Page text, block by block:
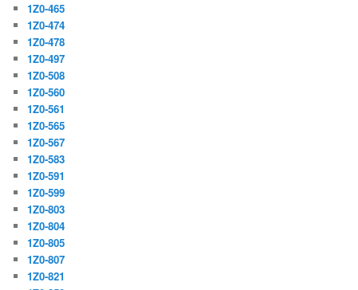
1Z0-465
1Z0-474
1Z0-478
1Z0-497
1Z0-508
1Z0-560
1Z0-561
1Z0-565
1Z0-567
1Z0-583
1Z0-591
1Z0-599
1Z0-803
1Z0-804
1Z0-805
1Z0-807
1Z0-821